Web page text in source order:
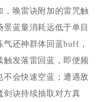
，唤雷诀附加的雷咒触
蓝量消耗远低于单目
还神群体回蓝buff，
发落雷回蓝，即便频
会快速空蓝；遭遇敌
剑诀持续抽取对方真